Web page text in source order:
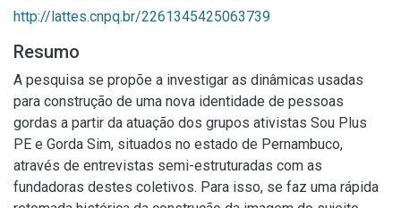
http://lattes.cnpq.br/2261345425063739
Resumo
A pesquisa se propõe a investigar as dinâmicas usadas
para construção de uma nova identidade de pessoas
gordas a partir da atuação dos grupos ativistas Sou Plus
PE e Gorda Sim, situados no estado de Pernambuco,
através de entrevistas semi-estruturadas com as
fundadoras destes coletivos. Para isso, se faz uma rápida